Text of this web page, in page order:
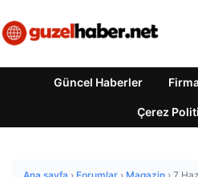
Güncel Haberler
Çerez